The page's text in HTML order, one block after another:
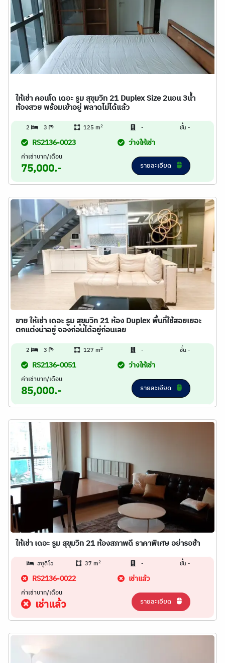
ให้เช่า คอนโด เดอะ รูม สุขุมวิท 21 Duplex Size 2นอน 3น้ำ
ห้องสวย พร้อมเข้าอยู่ พลาดไม่ได้แล้ว
2 3 125 m2 - ชั้น -
RS2136-0023 ว่างให้เช่า
ค่าเช่าบาท/เดือน
75,000.- รายละเอียด
ขาย ให้เช่า เดอะ รูม สุขุมวิท 21 ห้อง Duplex พื้นที่ใช้สอยเยอะ
ตกแต่งน่าอยู่ จองก่อนได้อยู่ก่อนเลย
2 3 127 m2 - ชั้น -
RS2136-0051 ว่างให้เช่า
ค่าเช่าบาท/เดือน
85,000.- รายละเอียด
ให้เช่า เดอะ รูม สุขุมวิท 21 ห้องสภาพดี ราคาพิเศษ อย่ารอช้า
สตูดิโอ 37 m2 - ชั้น -
RS2136-0022 เช่าแล้ว
ค่าเช่าบาท/เดือน
เช่าแล้ว รายละเอียด